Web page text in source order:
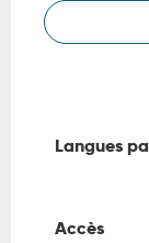
Langues
Langues
Accès
Accès